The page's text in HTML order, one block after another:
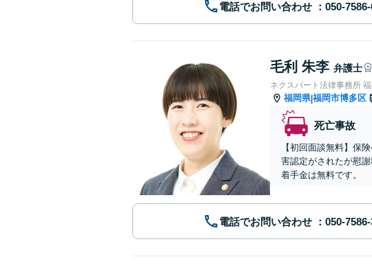
電話でお問い合わせ
毛利 朱李 弁護士
ネクスパート法律事務所
福岡県|福岡市博多区
死亡事故
【初回面談無料】保
害認定がされたが慰
着手金は無料です。
電話でお問い合わせ